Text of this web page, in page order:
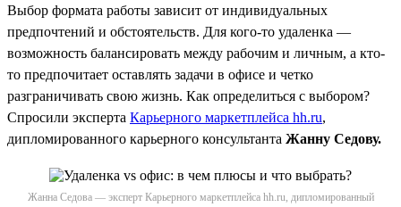
Выбор формата работы зависит от индивидуальных
предпочтений и обстоятельств. Для кого-то удаленка —
возможность балансировать между рабочим и личным, а кто-
то предпочитает оставлять задачи в офисе и четко
разграничивать свою жизнь. Как определиться с выбором?
Спросили эксперта Карьерного маркетплейса hh.ru,
дипломированного карьерного консультанта Жанну Седову.
Жанна Седова — эксперт Карьерного маркетплейса hh.ru, дипломированный